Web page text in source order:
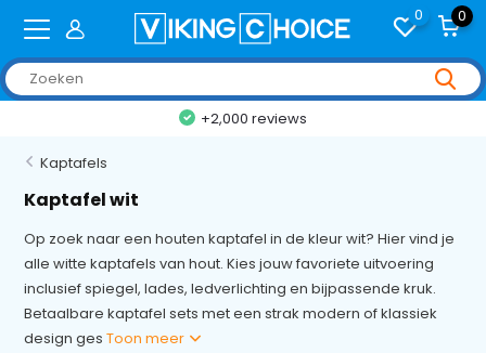
0 0
+2,000 reviews
Kaptafels
Kaptafel wit
Op zoek naar een houten kaptafel in de kleur wit? Hier vind je
alle witte kaptafels van hout. Kies jouw favoriete uitvoering
inclusief spiegel, lades, ledverlichting en bijpassende kruk.
Betaalbare kaptafel sets met een strak modern of klassiek
design gesToon meer